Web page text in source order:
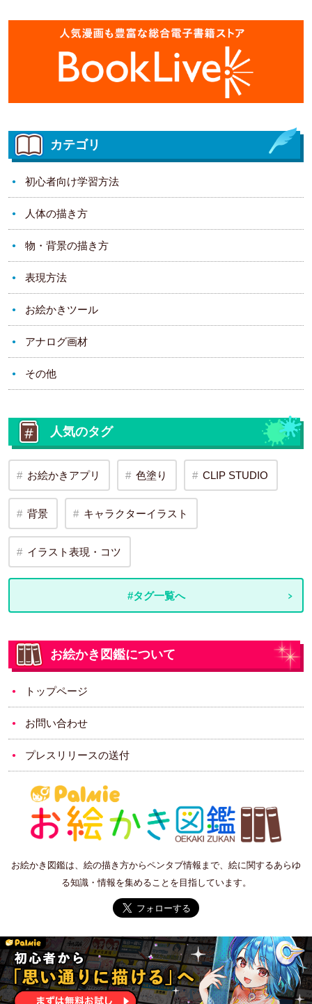
カテゴリ
初心者向け学習方法
人体の描き方
物・背景の描き方
表現方法
お絵かきツール
アナログ画材
その他
人気のタグ
お絵かきアプリ 色塗り CLIP STUDIO
背景 キャラクターイラスト
イラスト表現・コツ
#タグ一覧へ
お絵かき図鑑について
トップページ
お問い合わせ
プレスリリースの送付
お絵かき図鑑は、絵の描き方からペンタブ情報まで、絵に関するあらゆ
る知識・情報を集めることを目指しています。